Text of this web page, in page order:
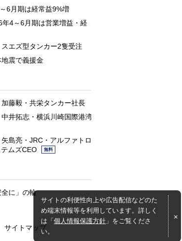
6月期は経常益9%増
年4～6月期は営業増益・経
エズ型タンカー2隻受注
震で義援金
加藤毅・共栄タンカー社長
中井拓志・横浜川崎国際港湾
矢島亮・JRC・アルファトロ
ムズCEO
無料
全に」の輪
サイトの利便性向上や広告配信などのた
め端末情報等を利用しています。詳しく
は「個人情報保護方針 」をご覧くださ
い。
サイトマップ